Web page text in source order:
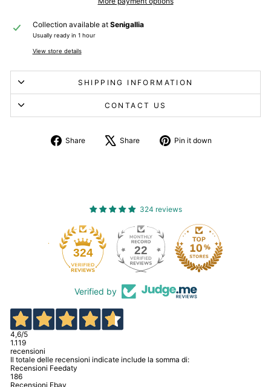
Collection available at Senigallia
Usually ready in 1 hour
View store details
SHIPPING INFORMATION
CONTACT US
Share
Share
Share
Tweet
about
Pin it down
324 reviews
324 22
Verified by
4,6/5
1.119
recensioni
Il totale delle recensioni indicate include la somma di:
Recensioni Feedaty
186
Recensioni Ebay